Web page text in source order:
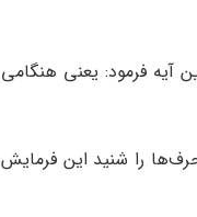
آیه فرمود: یعنی هنگامی
را شنید این فرمایش